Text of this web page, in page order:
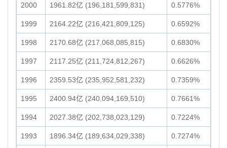
2000 1961.82亿 (196,181,599,831) 0.5776%
1999 2164.22亿 (216,421,809,125) 0.6592%
1998 2170.68亿 (217,068,085,815) 0.6830%
1997 2117.25亿 (211,724,812,267) 0.6626%
1996 2359.53亿 (235,952,581,232) 0.7359%
1995 2400.94亿 (240,094,169,510) 0.7661%
1994 2027.38亿 (202,738,023,129) 0.7224%
1993 1896.34亿 (189,634,029,338) 0.7274%